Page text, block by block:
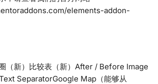
elements-addon-
（新）比较表（新）After / Before Image
SeparatorGoogle Map（能够从